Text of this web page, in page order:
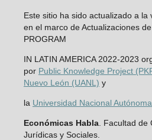
Este sitio ha sido actualizado a la
en el marco de Actualizaciones
PROGRAM
IN LATIN AMERICA 2022-2023
por Public Knowledge Project
Nuevo León (UANL) y
la Universidad Nacional
Económicas Habla. Facultad de
Jurídicas y Sociales.